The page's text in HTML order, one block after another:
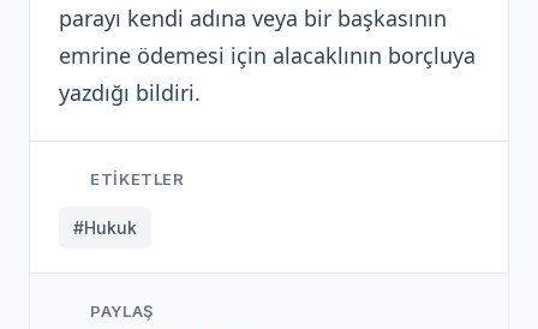
parayı kendi adına veya bir başkasının
emrine ödemesi için alacaklının borçluya
yazdığı bildiri.
ETIKETLER
#Hukuk
PAYLAŞ